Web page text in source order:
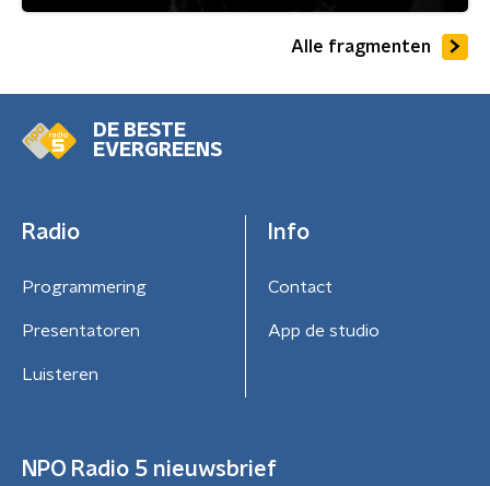
Alle fragmenten
DE BESTE
EVERGREENS
Radio
Programmering
Presentatoren
Luisteren
Info
Contact
App de studio
NPO Radio 5 nieuwsbrief